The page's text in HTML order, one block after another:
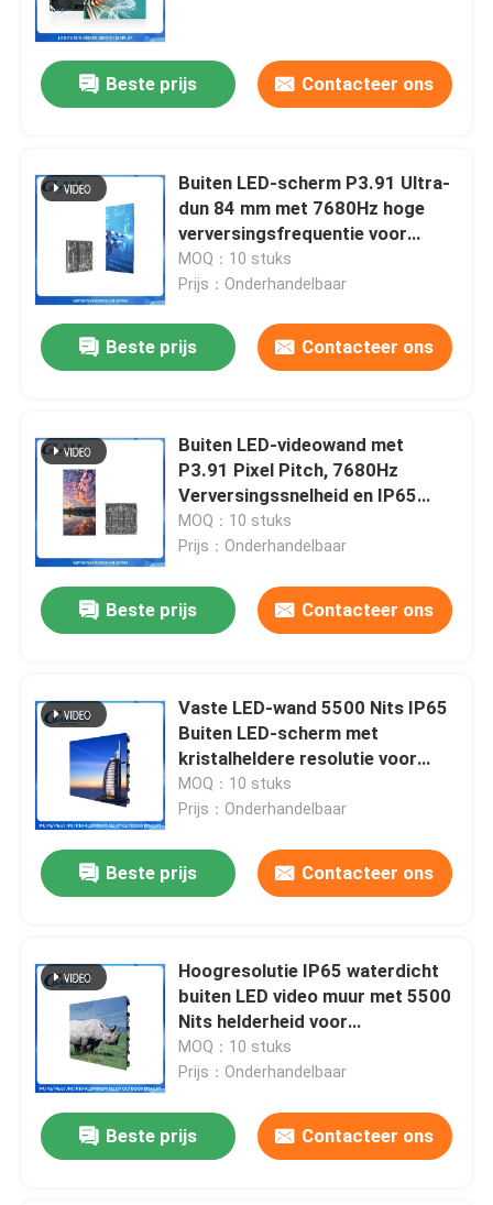
Beste prijs Contacteer ons
Buiten LED-scherm P3.91 Ultra-
dun 84 mm met 7680Hz hoge
verversingsfrequentie voor
advertentieverhuur
MOQ：10 stuks
Prijs：Onderhandelbaar
Beste prijs Contacteer ons
Buiten LED-videowand met
P3.91 Pixel Pitch, 7680Hz
Verversingssnelheid en IP65
Waterdicht voor Displays met
Hoge Helderheid
MOQ：10 stuks
Prijs：Onderhandelbaar
Beste prijs Contacteer ons
Vaste LED-wand 5500 Nits IP65
Buiten LED-scherm met
kristalheldere resolutie voor
stadions & arena's
MOQ：10 stuks
Prijs：Onderhandelbaar
Beste prijs Contacteer ons
Hoogresolutie IP65 waterdicht
buiten LED video muur met 5500
Nits helderheid voor
sportevenementen
MOQ：10 stuks
Prijs：Onderhandelbaar
Beste prijs Contacteer ons